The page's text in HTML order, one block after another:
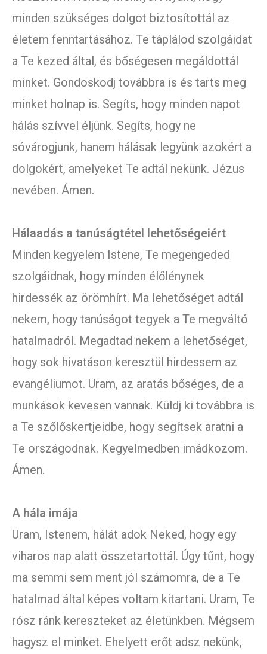
minden szükséges dolgot biztosítottál az
életem fenntartásához. Te táplálod szolgáidat
a Te kezed által, és bőségesen megáldottál
minket. Gondoskodj továbbra is és tarts meg
minket holnap is. Segíts, hogy minden napot
hálás szívvel éljünk. Segíts, hogy ne
sóvárogjunk, hanem hálásak legyünk azokért a
dolgokért, amelyeket Te adtál nekünk. Jézus
nevében. Ámen.
Hálaadás a tanúságtétel lehetőségeiért
Minden kegyelem Istene, Te megengeded
szolgáidnak, hogy minden élőlénynek
hirdessék az örömhírt. Ma lehetőséget adtál
nekem, hogy tanúságot tegyek a Te megváltó
hatalmadról. Megadtad nekem a lehetőséget,
hogy sok hivatáson keresztül hirdessem az
evangéliumot. Uram, az aratás bőséges, de a
munkások kevesen vannak. Küldj ki továbbra is
a Te szőlőskertjeidbe, hogy segítsek aratni a
Te országodnak. Kegyelmedben imádkozom.
Ámen.
A hála imája
Uram, Istenem, hálát adok Neked, hogy egy
viharos nap alatt összetartottál. Úgy tűnt, hogy
ma semmi sem ment jól számomra, de a Te
hatalmad által képes voltam kitartani. Uram, Te
rósz ránk kereszteket az életünkben. Mégsem
hagysz el minket. Ehelyett erőt adsz nekünk,